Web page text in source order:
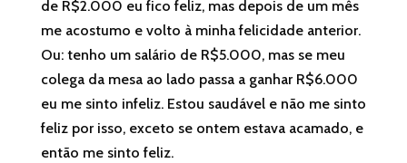
de R$2.000 eu fico feliz, mas depois de um mês
me acostumo e volto à minha felicidade anterior.
Ou: tenho um salário de R$5.000, mas se meu
colega da mesa ao lado passa a ganhar R$6.000
eu me sinto infeliz. Estou saudável e não me sinto
feliz por isso, exceto se ontem estava acamado, e
então me sinto feliz.